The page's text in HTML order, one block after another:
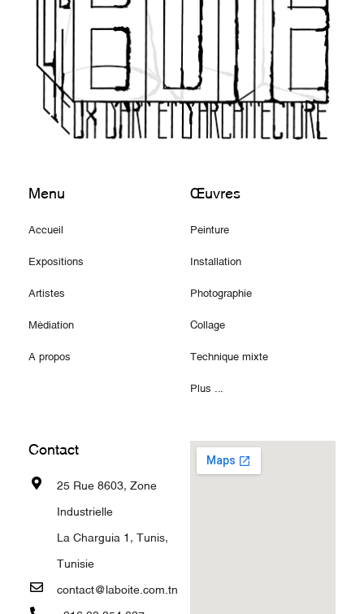
Menu
Accueil
Expositions
Artistes
Médiation
A propos
Œuvres
Peinture
Installation
Photographie
Collage
Technique mixte
Plus ...
Contact
25 Rue 8603, Zone
Industrielle
La Charguia 1, Tunis,
Tunisie
contact@laboite.com.tn